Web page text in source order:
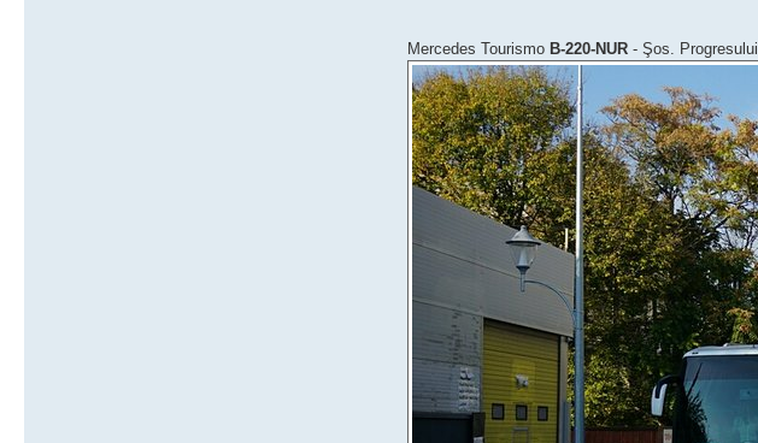
Mercedes Tourismo B-220-NUR - Şos. Progresului